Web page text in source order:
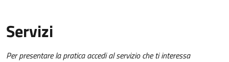
Servizi
Per presentare la pratica accedi al servizio che ti interessa